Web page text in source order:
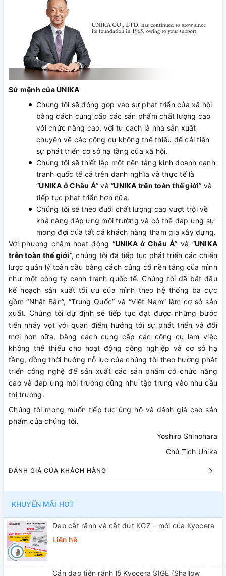
Sứ mệnh của UNIKA
Chúng tôi sẽ đóng góp vào sự phát triển của xã hội
bằng cách cung cấp các sản phẩm chất lượng cao
với chức năng cao, với tư cách là nhà sản xuất
chuyên về các công cụ không thể thiếu để cải tiến
sự phát triển cơ sở hạ tầng của xã hội.
Chúng tôi sẽ thiết lập một nền tảng kinh doanh cạnh
tranh quốc tế cả trên danh nghĩa và thực tế là
“UNIKA ở Châu Á” và “UNIKA trên toàn thế giới” và
tiếp tục phát triển hơn nữa.
Chúng tôi sẽ theo đuổi chất lượng cao vượt trội về
khả năng đáp ứng môi trường và có thể đáp ứng sự
mong đợi của tất cả khách hàng tham gia xây dựng.
Với phương châm hoạt động “UNIKA ở Châu Á” và “UNIKA
trên toàn thế giới”, chúng tôi đã tiếp tục phát triển các chiến
lược quản lý toàn cầu bằng cách củng cố nền tảng của mình
như một công ty cạnh tranh quốc tế. Chúng tôi đã bắt đầu
kế hoạch sản xuất tối ưu của mình theo hệ thống ba cực
gồm “Nhật Bản”, “Trung Quốc” và “Việt Nam” làm cơ sở sản
xuất. Chúng tôi dự định sẽ tiếp tục đạt được những bước
tiến nhảy vọt với quan điểm hướng tới sự phát triển và đổi
mới hơn nữa, bằng cách cung cấp các công cụ làm việc
không thể thiếu cho hoạt động công nghiệp và cơ sở hạ
tầng, đồng thời hướng nỗ lực của chúng tôi theo hướng phát
triển công nghệ để sản xuất các sản phẩm có chức năng
cao và đáp ứng môi trường cũng như tập trung vào nhu cầu
thị trường.
Chúng tôi mong muốn tiếp tục ủng hộ và đánh giá cao sản
phẩm của chúng tôi.
Yoshiro Shinohara
Chủ Tịch Unika
ĐÁNH GIÁ CỦA KHÁCH HÀNG
KHUYẾN MÃI HOT
Dao cắt rãnh và cắt đứt KGZ - mới của Kyocera
Liên hệ
Cán dao tiện rãnh lỗ Kyocera SIGE (Shallow